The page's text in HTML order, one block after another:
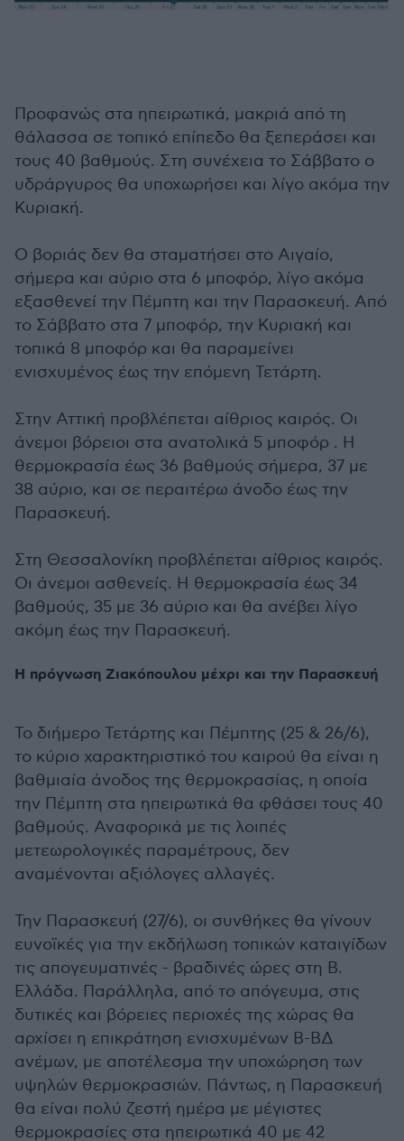
Προφανώς στα ηπειρωτικά, μακριά από τη
θάλασσα σε τοπικό επίπεδο θα ξεπεράσει και
τους 40 βαθμούς. Στη συνέχεια το Σάββατο ο
υδράργυρος θα υποχωρήσει και λίγο ακόμα την
Κυριακή.
Ο βοριάς δεν θα σταματήσει στο Αιγαίο,
σήμερα και αύριο στα 6 μποφόρ, λίγο ακόμα
εξασθενεί την Πέμπτη και την Παρασκευή. Από
το Σάββατο στα 7 μποφόρ, την Κυριακή και
τοπικά 8 μποφόρ και θα παραμείνει
ενισχυμένος έως την επόμενη Τετάρτη.
Στην Αττική προβλέπεται αίθριος καιρός. Οι
άνεμοι βόρειοι στα ανατολικά 5 μποφόρ . Η
θερμοκρασία έως 36 βαθμούς σήμερα, 37 με
38 αύριο, και σε περαιτέρω άνοδο έως την
Παρασκευή.
Στη Θεσσαλονίκη προβλέπεται αίθριος καιρός.
Οι άνεμοι ασθενείς. Η θερμοκρασία έως 34
βαθμούς, 35 με 36 αύριο και θα ανέβει λίγο
ακόμη έως την Παρασκευή.
Η πρόγνωση Ζιακόπουλου μέχρι και την Παρασκευή
Το διήμερο Τετάρτης και Πέμπτης (25 & 26/6),
το κύριο χαρακτηριστικό του καιρού θα είναι η
βαθμιαία άνοδος της θερμοκρασίας, η οποία
την Πέμπτη στα ηπειρωτικά θα φθάσει τους 40
βαθμούς. Αναφορικά με τις λοιπές
μετεωρολογικές παραμέτρους, δεν
αναμένονται αξιόλογες αλλαγές.
Την Παρασκευή (27/6), οι συνθήκες θα γίνουν
ευνοϊκές για την εκδήλωση τοπικών καταιγίδων
τις απογευματινές - βραδινές ώρες στη Β.
Ελλάδα. Παράλληλα, από το απόγευμα, στις
δυτικές και βόρειες περιοχές της χώρας θα
αρχίσει η επικράτηση ενισχυμένων Β-ΒΔ
ανέμων, με αποτέλεσμα την υποχώρηση των
υψηλών θερμοκρασιών. Πάντως, η Παρασκευή
θα είναι πολύ ζεστή ημέρα με μέγιστες
θερμοκρασίες στα ηπειρωτικά 40 με 42